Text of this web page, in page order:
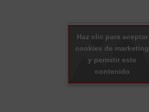
Haz clic para aceptar
cookies de marketing
y permitir este
contenido